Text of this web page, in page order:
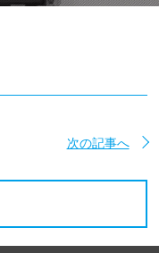
次の記事へ